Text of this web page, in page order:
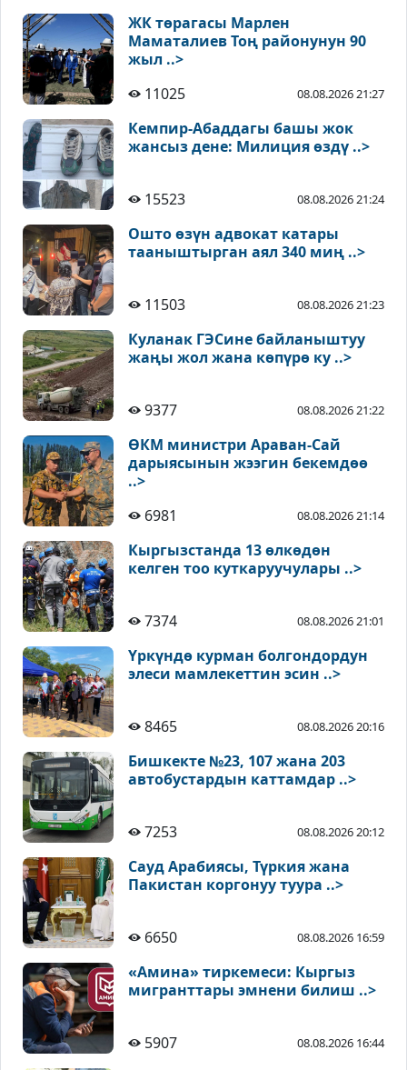
ЖК төрагасы Марлен
Маматалиев Тоң районунун 90
жыл ..>
11025
08.08.2026 21:27
Кемпир-Абаддагы башы жок
жансыз дене: Милиция өздү ..>
15523 08.08.2026 21:24
Ошто өзүн адвокат катары
тааныштырган аял 340 миң ..>
11503 08.08.2026 21:23
Куланак ГЭСине байланыштуу
жаңы жол жана көпүрө ку ..>
9377 08.08.2026 21:22
ӨКМ министри Араван-Сай
дарыясынын жээгин бекемдөө
..>
6981
08.08.2026 21:14
Кыргызстанда 13 өлкөдөн
келген тоо куткаруучулары ..>
7374 08.08.2026 21:01
Үркүндө курман болгондордун
элеси мамлекеттин эсин ..>
8465 08.08.2026 20:16
Бишкекте №23, 107 жана 203
автобустардын каттамдар ..>
7253 08.08.2026 20:12
Сауд Арабиясы, Түркия жана
Пакистан коргонуу туура ..>
6650 08.08.2026 16:59
«Амина» тиркемеси: Кыргыз
мигранттары эмнени билиш ..>
5907 08.08.2026 16:44